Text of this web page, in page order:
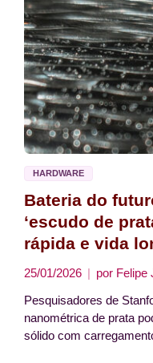
HARDWARE
Bateria do
‘escudo de
rápida e vida
25/01/2026 por Felipe
Pesquisadores de
nanométrica de prata
sólido com